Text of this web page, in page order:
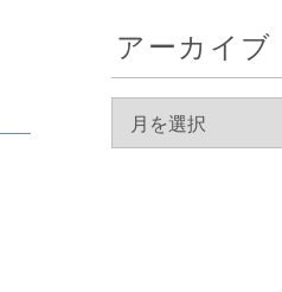
アーカイブ